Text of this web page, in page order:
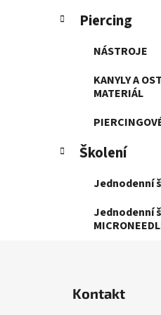
Piercing
NÁSTROJE
KANYLY A
MATERIÁL
Školení
Jednodenní
Jednodenní
Kontakt